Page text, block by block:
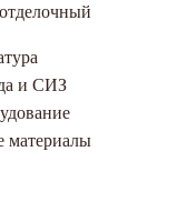
и СИЗ
материалы